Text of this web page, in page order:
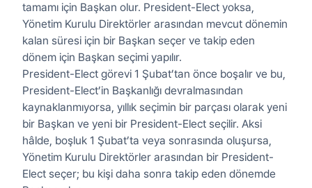
tamamı için Başkan olur. President-Elect yoksa,
Yönetim Kurulu Direktörler arasından mevcut dönemin
kalan süresi için bir Başkan seçer ve takip eden
dönem için Başkan seçimi yapılır.
President-Elect görevi 1 Şubat’tan önce boşalır ve bu,
President-Elect’in Başkanlığı devralmasından
kaynaklanmıyorsa, yıllık seçimin bir parçası olarak yeni
bir Başkan ve yeni bir President-Elect seçilir. Aksi
hâlde, boşluk 1 Şubat’ta veya sonrasında oluşursa,
Yönetim Kurulu Direktörler arasından bir President-
Elect seçer; bu kişi daha sonra takip eden dönemde